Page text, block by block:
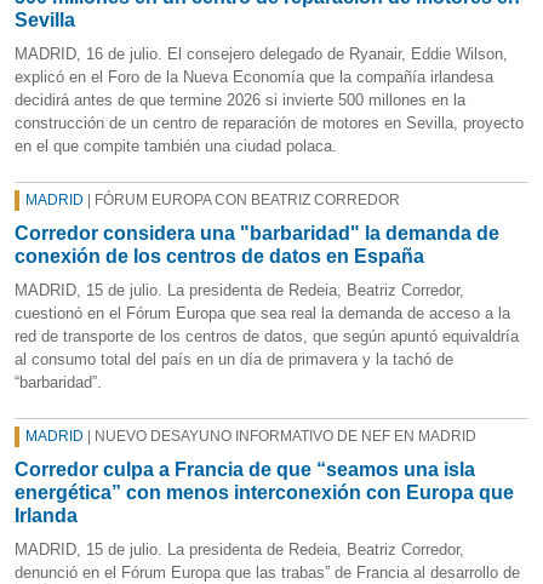
Sevilla
MADRID, 16 de julio. El consejero delegado de Ryanair, Eddie Wilson,
explicó en el Foro de la Nueva Economía que la compañía irlandesa
decidirá antes de que termine 2026 si invierte 500 millones en la
construcción de un centro de reparación de motores en Sevilla, proyecto
en el que compite también una ciudad polaca.
MADRID | FÓRUM EUROPA CON BEATRIZ CORREDOR
Corredor considera una "barbaridad" la demanda de
conexión de los centros de datos en España
MADRID, 15 de julio. La presidenta de Redeia, Beatriz Corredor,
cuestionó en el Fórum Europa que sea real la demanda de acceso a la
red de transporte de los centros de datos, que según apuntó equivaldría
al consumo total del país en un día de primavera y la tachó de
“barbaridad”.
MADRID | NUEVO DESAYUNO INFORMATIVO DE NEF EN MADRID
Corredor culpa a Francia de que “seamos una isla
energética” con menos interconexión con Europa que
Irlanda
MADRID, 15 de julio. La presidenta de Redeia, Beatriz Corredor,
denunció en el Fórum Europa que las trabas” de Francia al desarrollo de